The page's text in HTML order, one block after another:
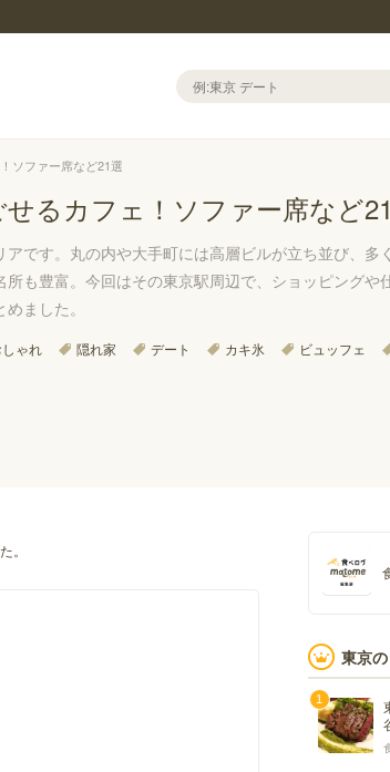
ソファー席など21選
るカフェ！ソファー席など
です。丸の内や大手町には高層ビルが立ち並び、多
も豊富。今回はその東京駅周辺で、ショッピングや
ました。
しゃれ 隠れ家 デート カキ氷 ビュッフェ
。
東京